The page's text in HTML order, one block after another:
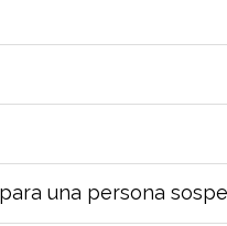
una persona